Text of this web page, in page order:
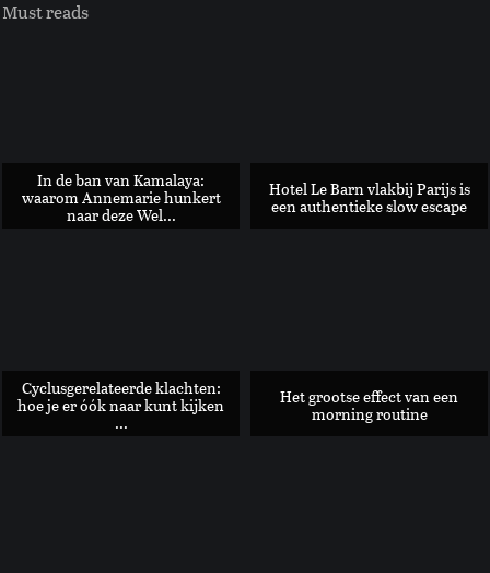
Must reads
In de ban van Kamalaya:
waarom Annemarie hunkert
naar deze Wel...
Hotel Le Barn vlakbij Parijs is
een authentieke slow escape
Cyclusgerelateerde klachten:
hoe je er óók naar kunt kijken
...
Het grootse effect van een
morning routine